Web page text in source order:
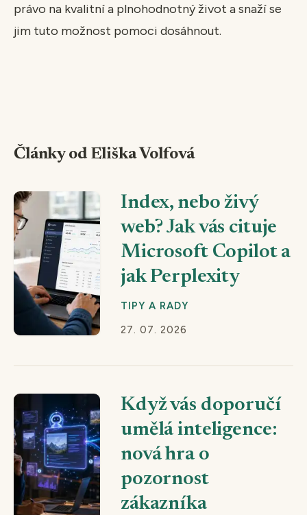
právo na kvalitní a plnohodnotný život a snaží se
jim tuto možnost pomoci dosáhnout.
Články od Eliška Volfová
Index, nebo živý
web? Jak vás cituje
Microsoft Copilot a
jak Perplexity
TIPY A RADY
27. 07. 2026
Když vás doporučí
umělá inteligence:
nová hra o
pozornost
zákazníka